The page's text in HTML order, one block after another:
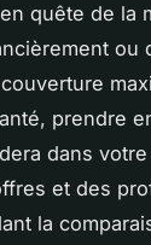
quête de la
ou
prendre
dans
et des
la